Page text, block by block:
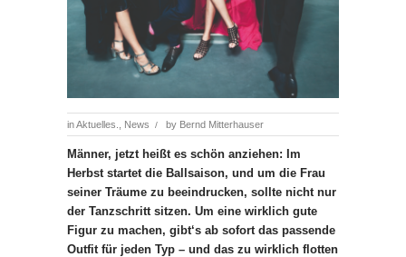
inAktuelles. News / by Bernd Mitterhauser
Männer, jetzt heißt es schön anziehen: Im
Herbst startet die Ballsaison, und um die Frau
seiner Träume zu beeindrucken, sollte nicht nur
der Tanzschritt sitzen. Um eine wirklich gute
Figur zu machen, gibt‘s ab sofort das passende
Outfit für jeden Typ – und das zu wirklich flotten